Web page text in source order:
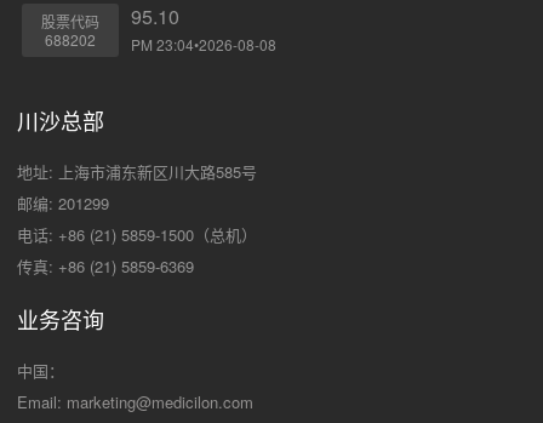
股票代码
688202
95.10
PM 23:04•2026-08-08
川沙总部
地址: 上海市浦东新区川大路585号
邮编: 201299
电话: +86 (21) 5859-1500（总机）
传真: +86 (21) 5859-6369
业务咨询
中国：
Email: marketing@medicilon.com